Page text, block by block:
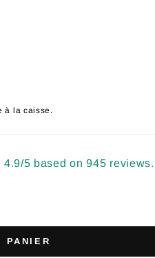
à la caisse.
4.9/5 based on 945 reviews.
PANIER